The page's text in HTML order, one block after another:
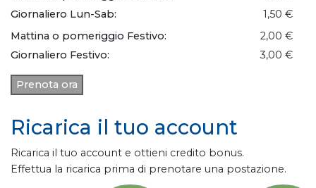
Giornaliero Lun-Sab:
1,50 €
Mattina o pomeriggio Festivo:
2,00 €
Giornaliero Festivo:
3,00 €
Prenota ora
Ricarica il tuo account
Ricarica il tuo account e ottieni credito bonus.
Effettua la ricarica prima di prenotare una postazione.